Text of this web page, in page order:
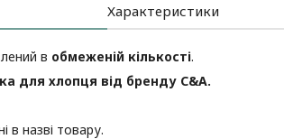
Характеристики
в обмеженій кількості.
для хлопця від бренду C&A.
в назві товару.